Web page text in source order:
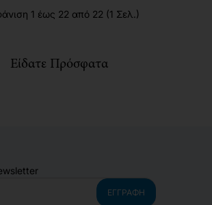
1 έως 22 από 22 (1 Σελ.)
Είδατε Πρόσφατα
ΕΓΓΡΑΦΉ